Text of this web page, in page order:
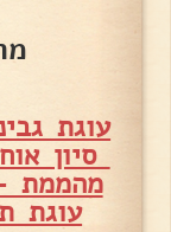
עוגת
סיון
מהממת
עוגת